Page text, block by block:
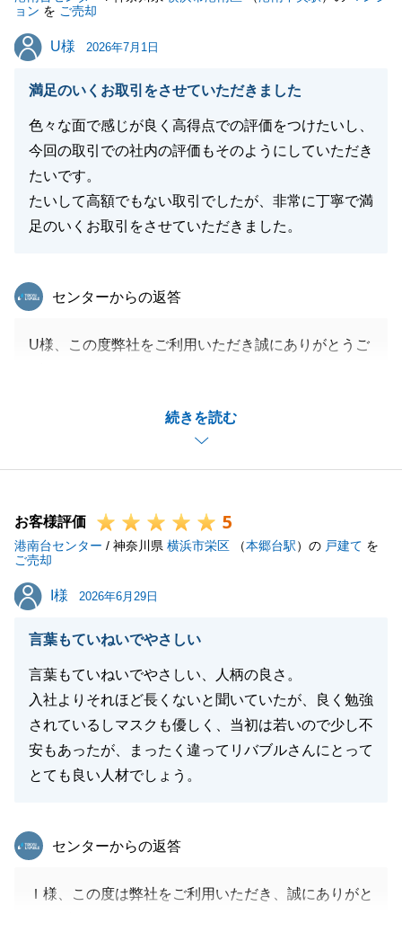
ョン を ご売却
U様
U様 2026年7月1日
満足のいくお取引をさせていただきました
色々な面で感じが良く高得点での評価をつけたいし、
今回の取引での社内の評価もそのようにしていただき
たいです。
たいして高額でもない取引でしたが、非常に丁寧で満
足のいくお取引をさせていただきました。
続きを読む
東急リバブル
センターからの返答
U様、この度弊社をご利用いただき誠にありがとうご
で終えることができました。
ご連絡等もタイムリーにご返信いただき、助かりまし
た。
付けください。
引き続きよろしくお願いいたします。
お客様評価 5
港南台センター / 神奈川県 横浜市栄区 （本郷台駅）の 戸建て を
ご売却
I様
I様 2026年6月29日
言葉もていねいでやさしい
言葉もていねいでやさしい、人柄の良さ。
入社よりそれほど長くないと聞いていたが、良く勉強
されているしマスクも優しく、当初は若いので少し不
安もあったが、まったく違ってリバブルさんにとって
とても良い人材でしょう。
東急リバブル
センターからの返答
Ｉ様、この度は弊社をご利用いただき、誠にありがと